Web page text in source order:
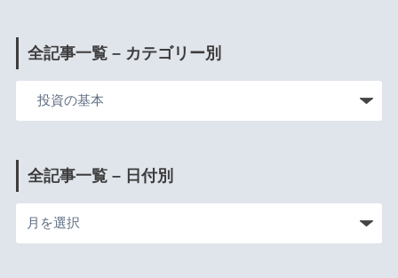
全記事一覧 – カテゴリー別
全記事一覧 – 日付別